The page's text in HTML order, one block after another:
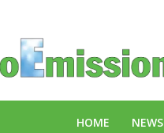
HOME NEWS